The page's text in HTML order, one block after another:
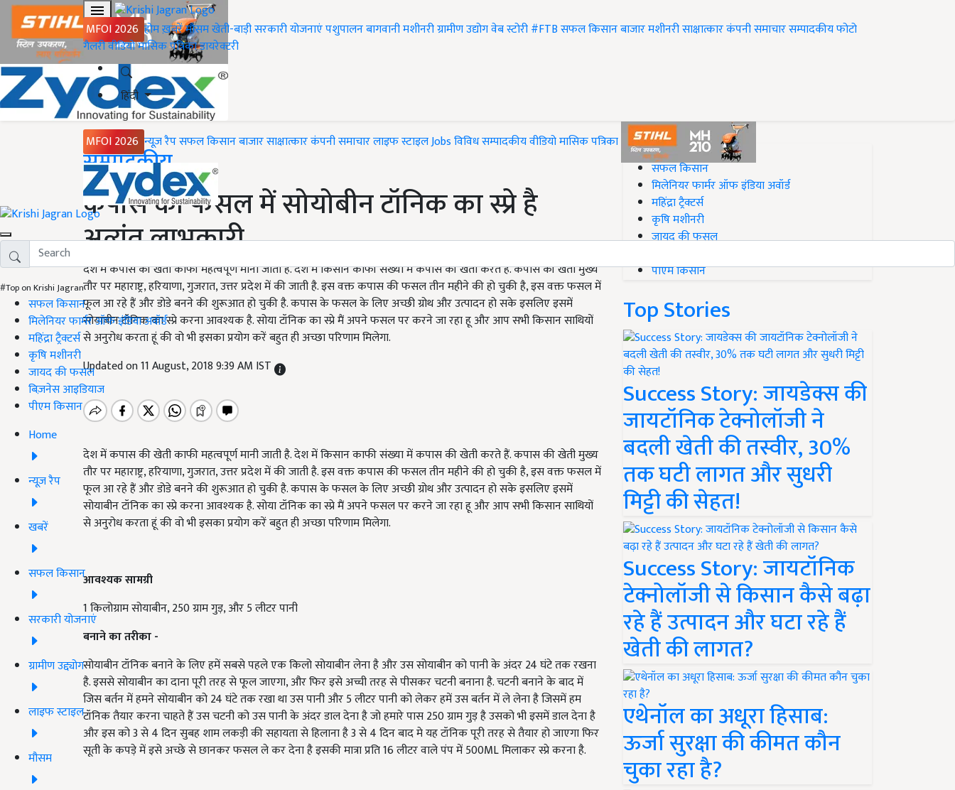
MFOI 2026 होमख़बरेंमौसमखेती-बाड़ीसरकारी योजनाएंपशुपालनबागवानीमशीनरीग्रामीण उद्योगवेब स्टोरी#FTBसफल किसानबाजारमशीनरीसाक्षात्कारकंपनी समाचारसम्पादकीयफोटो
गैलरीवीडियोमासिक पत्रिकाडायरेक्टरी
हिंदी
MFOI 2026 न्यूज़ रैपसफल किसानबाजारसाक्षात्कारकंपनी समाचारलाइफ स्टाइलJobsविविधसम्पादकीयवीडियोमासिक पत्रिका
#Top on Krishi Jagran
सफल किसान
मिलेनियर फार्मर ऑफ इंडिया अवॉर्ड
महिंद्रा ट्रैक्टर्स
कृषि मशीनरी
जायद की फसल
बिज़नेस आइडियाज
पीएम किसान
Home
न्यूज़ रैप
खबरें
सफल किसान
सरकारी योजनाएं
ग्रामीण उद्द्योग
लाइफ स्टाइल
मौसम
Home
सम्पादकीय
कपास की फसल में सोयोबीन टॉनिक का स्प्रे है
अत्यंत लाभकारी
देश में कपास की खेती काफी महत्वपूर्ण मानी जाती है. देश में किसान काफी संख्या में कपास की खेती करते हैं. कपास की खेती मुख्य
तौर पर महाराष्ट्र, हरियाणा, गुजरात, उत्तर प्रदेश में की जाती है. इस वक्त कपास की फसल तीन महीने की हो चुकी है, इस वक्त फसल में
फूल आ रहे हैं और डोडे बनने की शुरूआत हो चुकी है. कपास के फसल के लिए अच्छी ग्रोथ और उत्पादन हो सके इसलिए इसमें
सोयाबीन टॉनिक का स्प्रे करना आवश्यक है. सोया टॉनिक का स्प्रे मैं अपने फसल पर करने जा रहा हू और आप सभी किसान साथियों
से अनुरोध करता हूं की वो भी इसका प्रयोग करें बहुत ही अच्छा परिणाम मिलेगा.
Updated on 11 August, 2018 9:39 AM IST
देश में कपास की खेती काफी महत्वपूर्ण मानी जाती है. देश में किसान काफी संख्या में कपास की खेती करते हैं. कपास की खेती मुख्य
तौर पर महाराष्ट्र, हरियाणा, गुजरात, उत्तर प्रदेश में की जाती है. इस वक्त कपास की फसल तीन महीने की हो चुकी है, इस वक्त फसल में
फूल आ रहे हैं और डोडे बनने की शुरूआत हो चुकी है. कपास के फसल के लिए अच्छी ग्रोथ और उत्पादन हो सके इसलिए इसमें
सोयाबीन टॉनिक का स्प्रे करना आवश्यक है. सोया टॉनिक का स्प्रे मैं अपने फसल पर करने जा रहा हू और आप सभी किसान साथियों
से अनुरोध करता हूं की वो भी इसका प्रयोग करें बहुत ही अच्छा परिणाम मिलेगा.
आवश्यकसामग्री
1 किलोग्राम सोयाबीन, 250 ग्राम गुड़, और 5 लीटर पानी
बनानेकातरीका -
सोयाबीन टॉनिक बनाने के लिए हमें सबसे पहले एक किलो सोयाबीन लेना है और उस सोयाबीन को पानी के अंदर 24 घंटे तक रखना
है. इससे सोयाबीन का दाना पूरी तरह से फूल जाएगा, और फिर इसे अच्ची तरह से पीसकर चटनी बनाना है. चटनी बनाने के बाद में
जिस बर्तन में हमने सोयाबीन को 24 घंटे तक रखा था उस पानी और 5 लीटर पानी को लेकर हमें उस बर्तन में ले लेना है जिसमें हम
टॉनिक तैयार करना चाहते हैं उस चटनी को उस पानी के अंदर डाल देना है जो हमारे पास 250 ग्राम गुड़ है उसको भी इसमें डाल देना है
और इस को 3 से 4 दिन सुबह शाम लकड़ी की सहायता से हिलाना है 3 से 4 दिन बाद मे यह टॉनिक पूरी तरह से तैयार हो जाएगा फिर
सूती के कपड़े में इसे अच्छे से छानकर फसल ले कर देना है इसकी मात्रा प्रति 16 लीटर वाले पंप में 500ML मिलाकर स्प्रे करना है.
#Top on Krishi Jagran
सफल किसान
मिलेनियर फार्मर ऑफ इंडिया अवॉर्ड
महिंद्रा ट्रैक्टर्स
कृषि मशीनरी
जायद की फसल
पीएम किसान
Top Stories
Success Story: जायडेक्स की
जायटॉनिक टेक्नोलॉजी ने
बदली खेती की तस्वीर, 30%
तक घटी लागत और सुधरी
मिट्टी की सेहत!
Success Story: जायटॉनिक
टेक्नोलॉजी से किसान कैसे बढ़ा
रहे हैं उत्पादन और घटा रहे हैं
खेती की लागत?
एथेनॉल का अधूरा हिसाब:
ऊर्जा सुरक्षा की कीमत कौन
चुका रहा है?